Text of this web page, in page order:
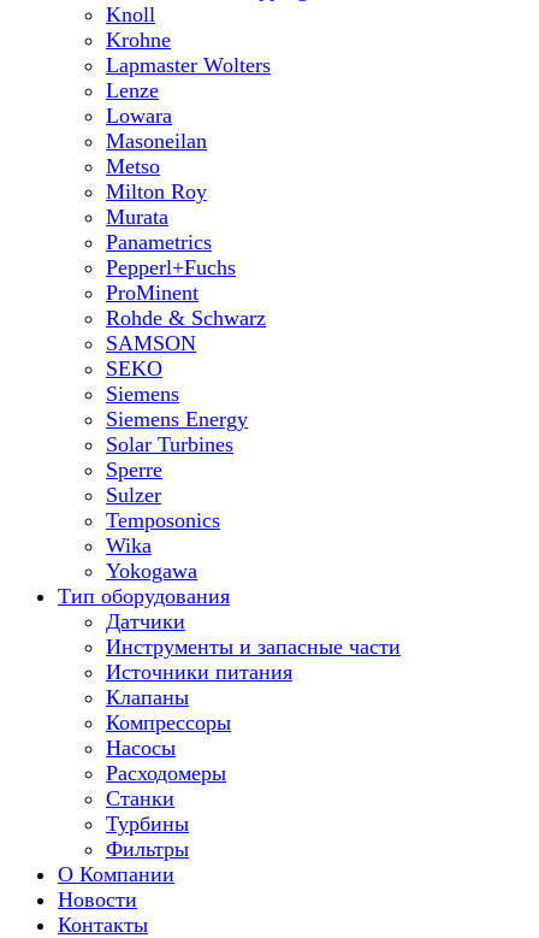
Knoll
Krohne
Lapmaster Wolters
Lenze
Lowara
Masoneilan
Metso
Milton Roy
Murata
Panametrics
Pepperl+Fuchs
ProMinent
Rohde & Schwarz
SAMSON
SEKO
Siemens
Siemens Energy
Solar Turbines
Sperre
Sulzer
Temposonics
Wika
Yokogawa
Тип оборудования
Датчики
Инструменты и запасные части
Источники питания
Клапаны
Компрессоры
Насосы
Расходомеры
Станки
Турбины
Фильтры
О Компании
Новости
Контакты